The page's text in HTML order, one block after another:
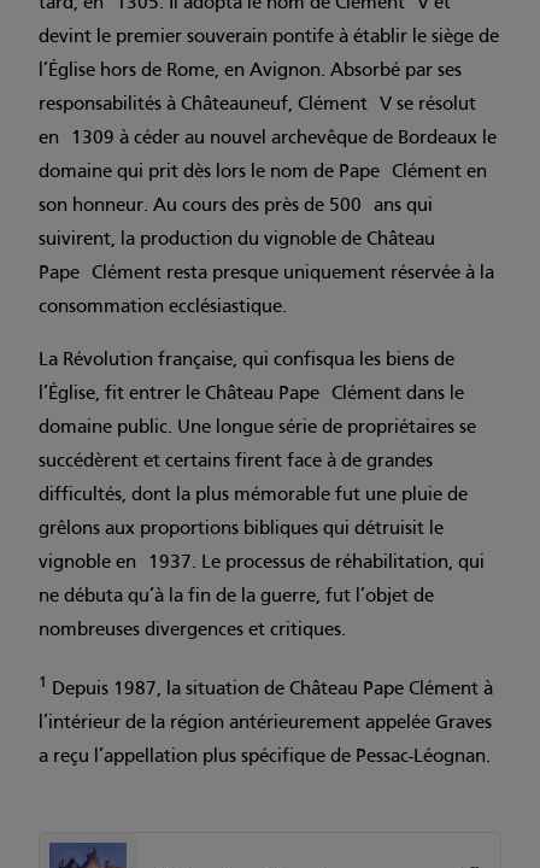
devint le premier souverain pontife à établir le siège de
l’Église hors de Rome, en Avignon. Absorbé par ses
responsabilités à Châteauneuf, Clément V se résolut
en 1309 à céder au nouvel archevêque de Bordeaux le
domaine qui prit dès lors le nom de Pape Clément en
son honneur. Au cours des près de 500 ans qui
suivirent, la production du vignoble de Château
Pape Clément resta presque uniquement réservée à la
consommation ecclésiastique.
La Révolution française, qui confisqua les biens de
l’Église, fit entrer le Château Pape Clément dans le
domaine public. Une longue série de propriétaires se
succédèrent et certains firent face à de grandes
difficultés, dont la plus mémorable fut une pluie de
grêlons aux proportions bibliques qui détruisit le
vignoble en 1937. Le processus de réhabilitation, qui
ne débuta qu’à la fin de la guerre, fut l’objet de
nombreuses divergences et critiques.
1
Depuis 1987, la situation de Château Pape Clément à
l’intérieur de la région antérieurement appelée Graves
a reçu l’appellation plus spécifique de Pessac-Léognan.